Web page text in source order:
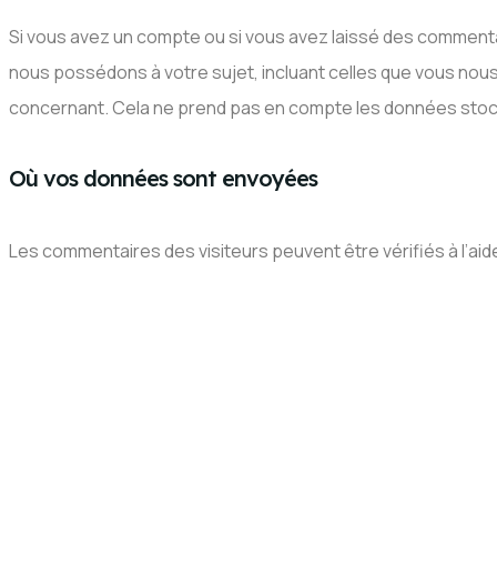
Si vous avez un compte ou si vous avez laissé des
nous possédons à votre sujet, incluant celles que vous
concernant. Cela ne prend pas en compte les données
Où vos données sont envoyées
Les commentaires des visiteurs peuvent être vérifiés à